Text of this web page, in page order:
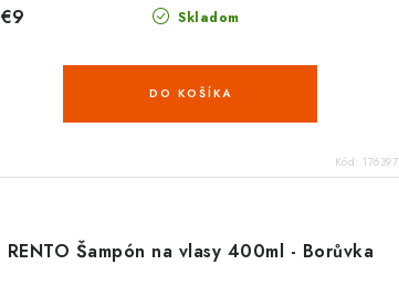
Skladom
€9
DO KOŠÍKA
Kód: 176397
RENTO Šampón na vlasy 400ml - Borůvka